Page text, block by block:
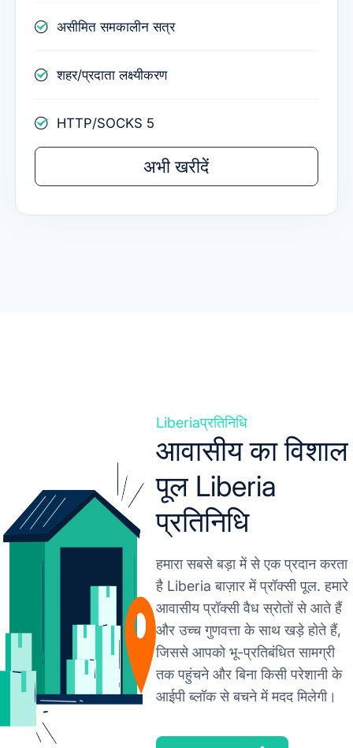
असीमित समकालीन सत्र
शहर/प्रदाता लक्ष्यीकरण
HTTP/SOCKS 5
अभी खरीदें
Liberiaप्रतिनिधि
आवासीय का विशाल
पूल Liberia
प्रतिनिधि
हमारा सबसे बड़ा में से एक प्रदान करता
है Liberia बाज़ार में प्रॉक्सी पूल. हमारे
आवासीय प्रॉक्सी वैध स्रोतों से आते हैं
और उच्च गुणवत्ता के साथ खड़े होते हैं,
जिससे आपको भू-प्रतिबंधित सामग्री
तक पहुंचने और बिना किसी परेशानी के
आईपी ब्लॉक से बचने में मदद मिलेगी।